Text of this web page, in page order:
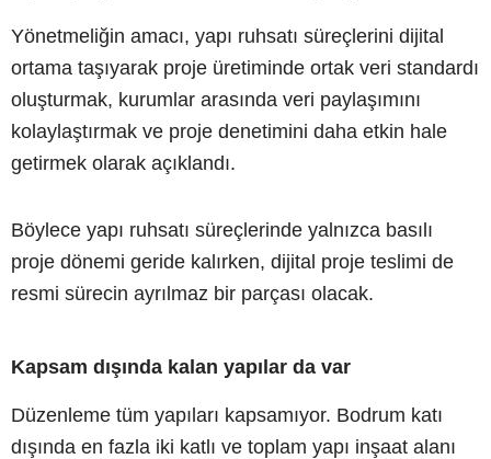
Yönetmeliğin amacı, yapı ruhsatı süreçlerini dijital
ortama taşıyarak proje üretiminde ortak veri standardı
oluşturmak, kurumlar arasında veri paylaşımını
kolaylaştırmak ve proje denetimini daha etkin hale
getirmek olarak açıklandı.
Böylece yapı ruhsatı süreçlerinde yalnızca basılı
proje dönemi geride kalırken, dijital proje teslimi de
resmi sürecin ayrılmaz bir parçası olacak.
Kapsam dışında kalan yapılar da var
Düzenleme tüm yapıları kapsamıyor. Bodrum katı
dışında en fazla iki katlı ve toplam yapı inşaat alanı